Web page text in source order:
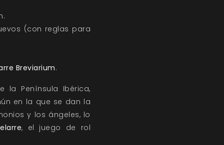
(con reglas para
Breviarium.
la Península Ibérica,
en la que se dan la
y los ángeles, lo
, el juego de rol